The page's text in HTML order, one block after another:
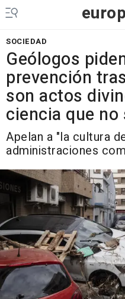
SOCIEDAD
Geólogos
prevención
son actos
ciencia que no
Apelan a "la cultura
administraciones